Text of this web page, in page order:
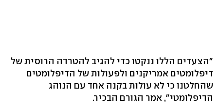
"הצעדים הללו ננקטו כדי להגיב להטרדה הרוסית של
דיפלומטים אמריקנים ולפעולות של הדיפלומטים
שהחלטנו כי לא עולות בקנה אחד עם הנוהג
הדיפלומטי", אמר הגורם הבכיר.